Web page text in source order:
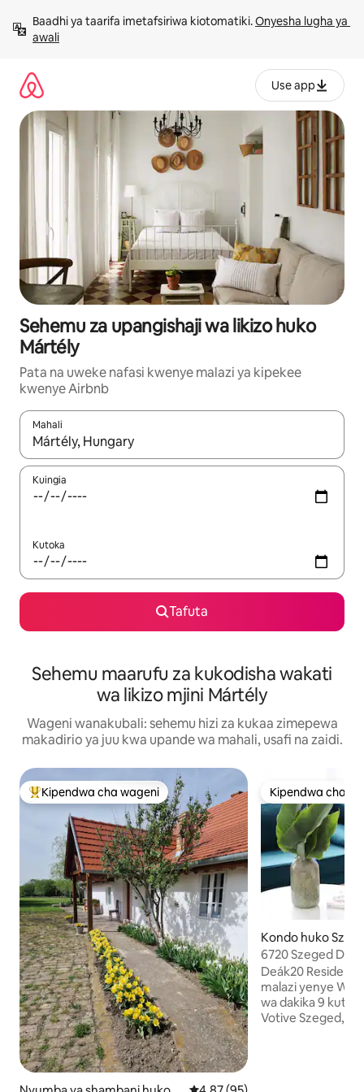
kwenda
kwenye
Baadhi ya taarifa imetafsiriwa kiotomatiki. Onyesha lugha ya
awali
Use app
Sehemu za upangishaji wa likizo huko
Mártély
Pata na uweke nafasi kwenye malazi ya kipekee
kwenye Airbnb
Mahali
Wakati matokeo yanapatikana, vinjari kwa kutumia vitufe vya
Kuingia
Kutoka
Tafuta
Sehemu maarufu za kukodisha wakati
wa likizo mjini Mártély
Wageni wanakubali: sehemu hizi za kukaa zimepewa
makadirio ya juu kwa upande wa mahali, usafi na zaidi.
Kipendwa maarufu cha wageni
Kipendwa cha wageni Kipendwa cha
Kipendwa cha
Kondo huko
6720 Szeged
Deák20
malazi yenye
wa dakika 9
Votive Szeged,